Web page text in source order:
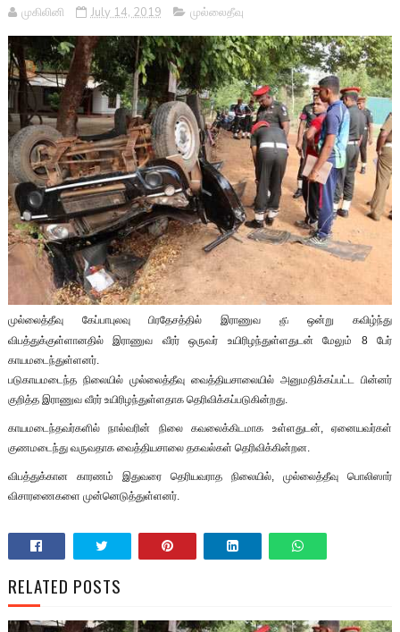
முகிலினி July 14, 2019 முல்லைதீவு
முல்லைத்தீவு கேப்பாபுலவு பிரதேசத்தில் இராணுவ ஜீப்
ஒன்று கவிழ்ந்து
விபத்துக்குள்ளானதில் இராணுவ வீரர் ஒருவர் உயிரிழந்துள்ளதுடன் மேலும் 8 பேர்
காயமடைந்துள்ளனர்.
படுகாயமடைந்த நிலையில் முல்லைத்தீவு வைத்தியசாலையில் அனுமதிக்கப்பட்ட பின்னர்
குறித்த இராணுவ வீரர் உயிரிழந்துள்ளதாக தெரிவிக்கப்படுகின்றது.
காயமடைந்தவர்களில் நால்வரின் நிலை கவலைக்கிடமாக உள்ளதுடன், ஏனையவர்கள்
குணமடைந்து வருவதாக வைத்தியசாலை தகவல்கள் தெரிவிக்கின்றன.
விபத்துக்கான காரணம் இதுவரை தெரியவராத நிலையில், முல்லைத்தீவு பொலிஸார்
விசாரணைகளை முன்னெடுத்துள்ளனர்.
RELATED POSTS